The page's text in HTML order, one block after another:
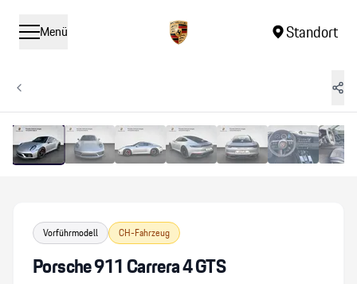
Menü Standort
Vorführmodell CH-Fahrzeug
Porsche 911 Carrera 4 GTS